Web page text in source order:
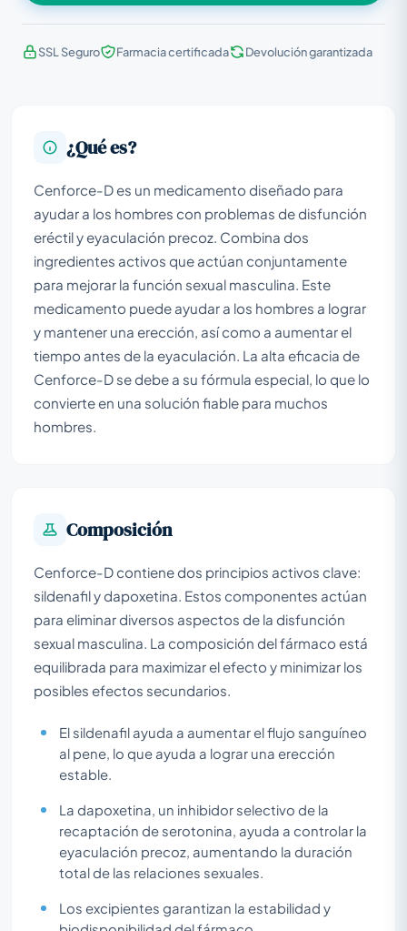
SSL Seguro Farmacia certificada Devolución garantizada
¿Qué es?
Cenforce-D es un medicamento diseñado para
ayudar a los hombres con problemas de disfunción
eréctil y eyaculación precoz. Combina dos
ingredientes activos que actúan conjuntamente
para mejorar la función sexual masculina. Este
medicamento puede ayudar a los hombres a lograr
y mantener una erección, así como a aumentar el
tiempo antes de la eyaculación. La alta eficacia de
Cenforce-D se debe a su fórmula especial, lo que lo
convierte en una solución fiable para muchos
hombres.
Composición
Cenforce-D contiene dos principios activos clave:
sildenafil y dapoxetina. Estos componentes actúan
para eliminar diversos aspectos de la disfunción
sexual masculina. La composición del fármaco está
equilibrada para maximizar el efecto y minimizar los
posibles efectos secundarios.
El sildenafil ayuda a aumentar el flujo sanguíneo
al pene, lo que ayuda a lograr una erección
estable.
La dapoxetina, un inhibidor selectivo de la
recaptación de serotonina, ayuda a controlar la
eyaculación precoz, aumentando la duración
total de las relaciones sexuales.
Los excipientes garantizan la estabilidad y